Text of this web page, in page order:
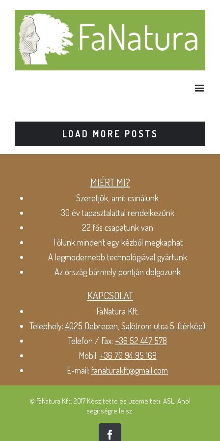
LOAD MORE POSTS
MIÉRT MI?
Szeretjük, amit csinálunk
30 év tapasztalattal rendelkezünk
22 fős csapatunk van
Tőlünk mindent egy kézből megkaphat
A legmodernebb technológiával gyártunk
Az ország bármely pontján dolgozunk
KAPCSOLAT
FaNatura Kft.
Telephely:4025 Debrecen, Salétrom utca 5. (térkép)
Telefon / Fax: +36 52 447 578
Mobil: +36 70 94 95 169
E-mail: fanaturakft@gmail.com
© FaNatura Kft. 2017 Készítette és üzemelteti: ASL, Ahol
segítségre lelsz.